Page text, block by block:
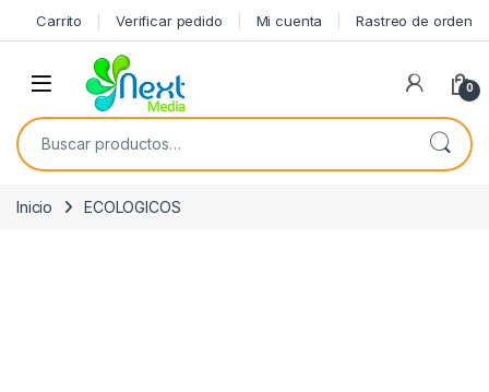
Skip to navigation
Skip to content
Carrito Verificar pedido Mi cuenta Rastreo de orden
0
Buscar por:
Inicio ECOLOGICOS